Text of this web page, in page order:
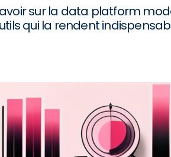
sur la data platform
qui la rendent